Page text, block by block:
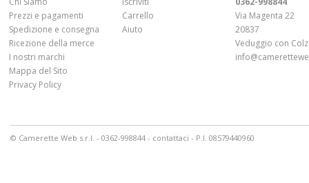
Prezzi e pagamenti
Spedizione e consegna
Ricezione della merce
I nostri marchi
Mappa del Sito
Privacy Policy
Carrello
Aiuto
Via Magenta 22
20837
Veduggio con
© Camerette Web s.r.l. - 0362-998844 - contattaci - P.I. 08579440960